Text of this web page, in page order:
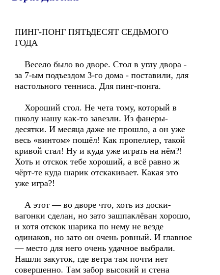
ПИНГ-ПОНГ ПЯТЬДЕСЯТ СЕДЬМОГО
ГОДА
Весело было во дворе. Стол в углу двора -
за 7-ым подъездом 3-го дома - поставили, для
настольного тенниса. Для пинг-понга.
Хороший стол. Не чета тому, который в
школу нашу как-то завезли. Из фанеры-
десятки. И месяца даже не прошло, а он уже
весь «винтом» пошёл! Как пропеллер, такой
кривой стал! Ну и куда уже играть на нём?!
Хоть и отскок тебе хороший, а всё равно ж
чёрт-те куда шарик отскакивает. Какая это
уже игра?!
А этот — во дворе что, хоть из доски-
вагонки сделан, но зато зашпаклёван хорошо,
и хотя отскок шарика по нему не везде
одинаков, но зато он очень ровный. И главное
— место для него очень удачное выбрали.
Нашли закуток, где ветра там почти нет
совершенно. Там забор высокий и стена